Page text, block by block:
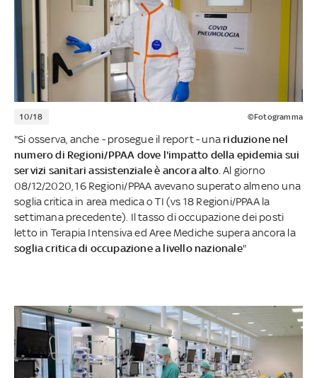
10/18 ©Fotogramma
"Si osserva, anche - prosegue il report - una riduzione nel
numero di Regioni/PPAA dove l'impatto della epidemia sui
servizi sanitari assistenziale è ancora alto. Al giorno
08/12/2020, 16 Regioni/PPAA avevano superato almeno una
soglia critica in area medica o TI (vs 18 Regioni/PPAA la
settimana precedente). Il tasso di occupazione dei posti
letto in Terapia Intensiva ed Aree Mediche supera ancora la
soglia critica di occupazione a livello nazionale"